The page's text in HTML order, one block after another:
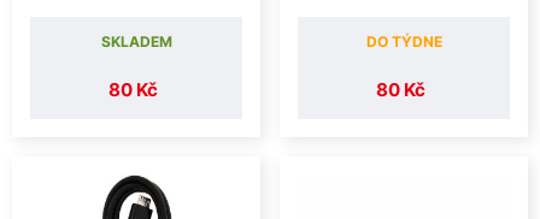
80 Kč
SKLADEM
80 Kč
DO TÝDNE